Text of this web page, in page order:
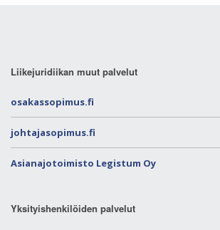
Liikejuridiikan muut palvelut
osakassopimus.fi
johtajasopimus.fi
Asianajotoimisto Legistum Oy
Yksityishenkilöiden palvelut